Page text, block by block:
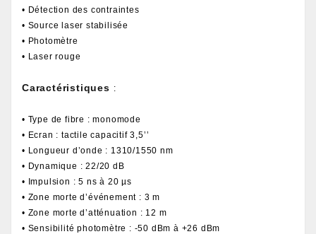
• Détection des contraintes
• Source laser stabilisée
• Photomètre
• Laser rouge
Caractéristiques :
• Type de fibre : monomode
• Ecran : tactile capacitif 3,5’’
• Longueur d’onde : 1310/1550 nm
• Dynamique : 22/20 dB
• Impulsion : 5 ns à 20 µs
• Zone morte d’événement : 3 m
• Zone morte d’atténuation : 12 m
• Sensibilité photomètre : -50 dBm à +26 dBm